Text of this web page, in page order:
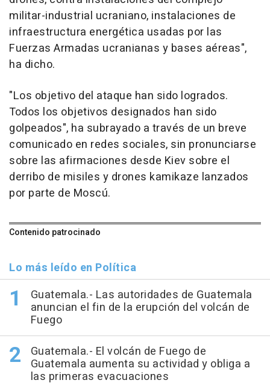
militar-industrial ucraniano, instalaciones de
infraestructura energética usadas por las
Fuerzas Armadas ucranianas y bases aéreas",
ha dicho.
"Los objetivo del ataque han sido logrados.
Todos los objetivos designados han sido
golpeados", ha subrayado a través de un breve
comunicado en redes sociales, sin pronunciarse
sobre las afirmaciones desde Kiev sobre el
derribo de misiles y drones kamikaze lanzados
por parte de Moscú.
Contenido patrocinado
Lo más leído en Política
Guatemala.- Las autoridades de Guatemala
anuncian el fin de la erupción del volcán de
Fuego
Guatemala.- El volcán de Fuego de
Guatemala aumenta su actividad y obliga a
las primeras evacuaciones